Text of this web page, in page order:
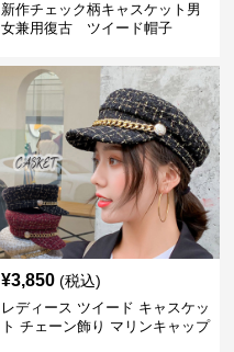
新作チェック柄キャスケット男
女兼用復古 ツイード帽子
¥3,850 (税込)
レディース ツイード キャスケッ
ト チェーン飾り マリンキャップ